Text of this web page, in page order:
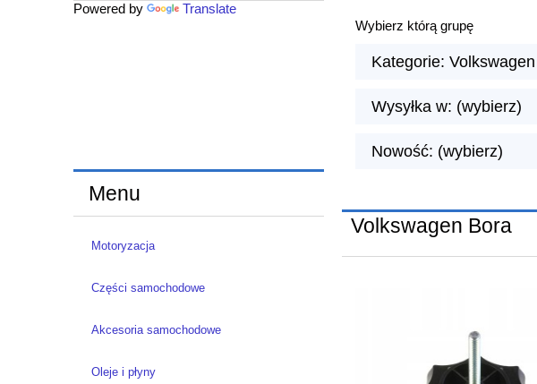
Powered by Translate
Menu
Motoryzacja
Części samochodowe
Akcesoria samochodowe
Oleje i płyny
Wybierz którą grupę
Kategorie:
Wysyłka w: (wybierz)
Nowość: (wybierz)
Volkswagen Bora